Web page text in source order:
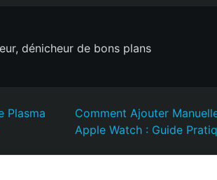
dénicheur de bons plans
Plasma
Comment Ajouter
Apple Watch : Guide